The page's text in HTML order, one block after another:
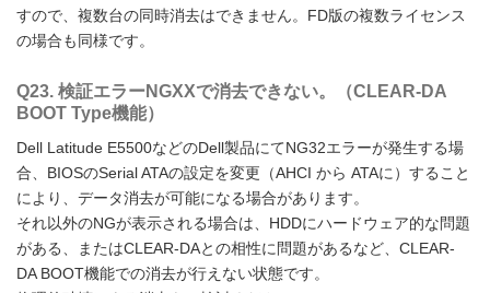
すので、複数台の同時消去はできません。FD版の複数ライセンス
の場合も同様です。
Q23. 検証エラーNGXXで消去できない。（CLEAR-DA
BOOT Type機能）
Dell Latitude E5500などのDell製品にてNG32エラーが発生する場
合、BIOSのSerial ATAの設定を変更（AHCI から ATAに）すること
により、データ消去が可能になる場合があります。
それ以外のNGが表示される場合は、HDDにハードウェア的な問題
がある、またはCLEAR-DAとの相性に問題があるなど、CLEAR-
DA BOOT機能での消去が行えない状態です。